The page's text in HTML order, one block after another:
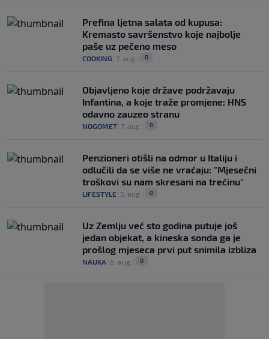
Prefina ljetna salata od kupusa:
Kremasto savršenstvo koje najbolje
paše uz pečeno meso
COOKING 7. aug. 0
Objavljeno koje države podržavaju
Infantina, a koje traže promjene: HNS
odavno zauzeo stranu
NOGOMET 7. aug. 0
Penzioneri otišli na odmor u Italiju i
odlučili da se više ne vraćaju: "Mjesečni
troškovi su nam skresani na trećinu"
LIFESTYLE 5. aug. 0
Uz Zemlju već sto godina putuje još
jedan objekat, a kineska sonda ga je
prošlog mjeseca prvi put snimila izbliza
NAUKA 6. aug. 0